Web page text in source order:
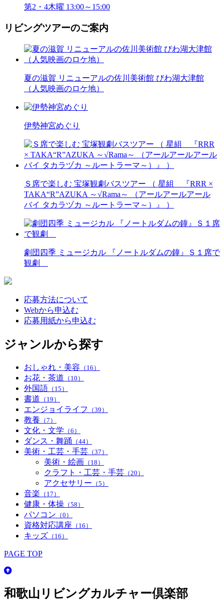
第2・4木曜 13:00～15:00
リビングツアーのご案内
夏の滋賀 リニューアルの佐川美術館 びわ湖大津館
（人気映画のロケ地）
伊勢神宮めぐり
Ｓ席で楽しむ 宝塚観劇バスツアー （ 星組 『RRR ×
TAKA“R”AZUKA ～√Rama～ （アールアールアール
バイ タカラヅカ ～ルートラーマ～）』 ）
劇団四季 ミュージカル 『ノートルダムの鐘』Ｓ１席で
観劇
応募方法について
Webから申込む
応募用紙から申込む
ジャンルから探す
おしゃれ・美容 （16）
お花・茶道 （10）
外国語 （15）
書道 （19）
エンジョイライフ （39）
教養 （7）
文化・文学 （6）
ダンス・舞踊 （44）
美術・工芸・手芸 （37）
美術・絵画 （18）
クラフト・工芸・手芸 （20）
アクセサリー （5）
音楽 （17）
健康・体操 （58）
パソコン （0）
資格対応講座 （16）
キッズ （16）
PAGE TOP
和歌山リビングカルチャー倶楽部